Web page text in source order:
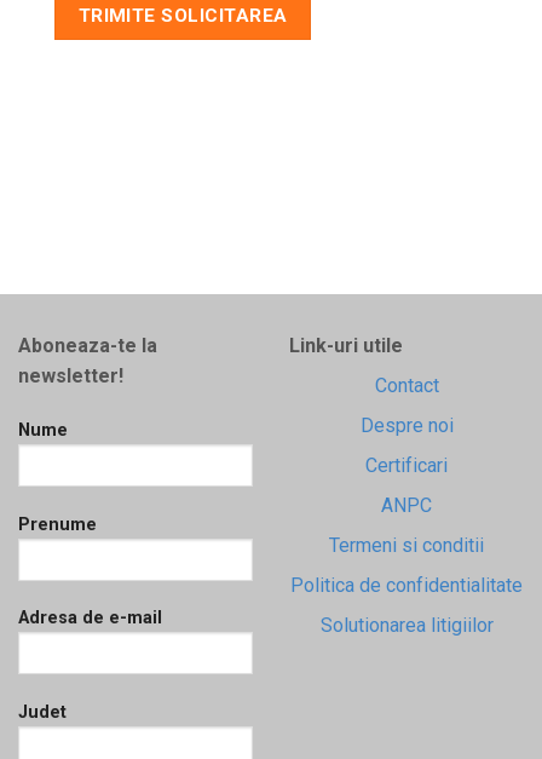
Aboneaza-te la
newsletter!
Nume
Prenume
Adresa de e-mail
Judet
Link-uri utile
Contact
Despre noi
Certificari
ANPC
Termeni si conditii
Politica de confidentialitate
Solutionarea litigiilor